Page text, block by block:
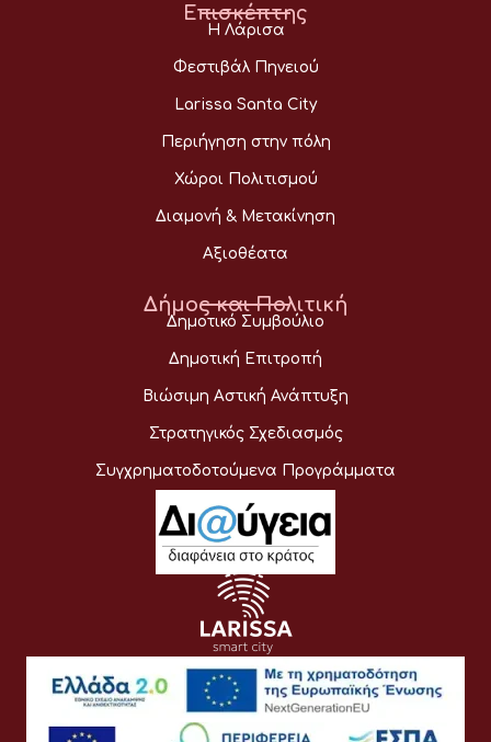
Επισκέπτης
Η Λάρισα
Φεστιβάλ Πηνειού
Larissa Santa City
Περιήγηση στην πόλη
Χώροι Πολιτισμού
Διαμονή & Μετακίνηση
Αξιοθέατα
Δήμος και Πολιτική
Δημοτικό Συμβούλιο
Δημοτική Επιτροπή
Βιώσιμη Αστική Ανάπτυξη
Στρατηγικός Σχεδιασμός
Συγχρηματοδοτούμενα Προγράμματα